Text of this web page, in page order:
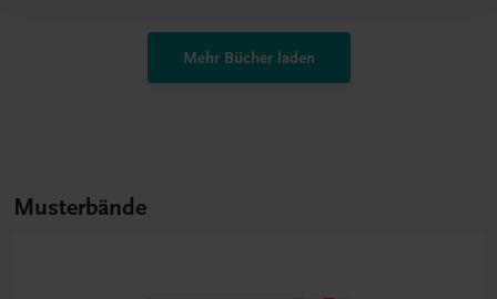
Mehr Bücher laden
Musterbände